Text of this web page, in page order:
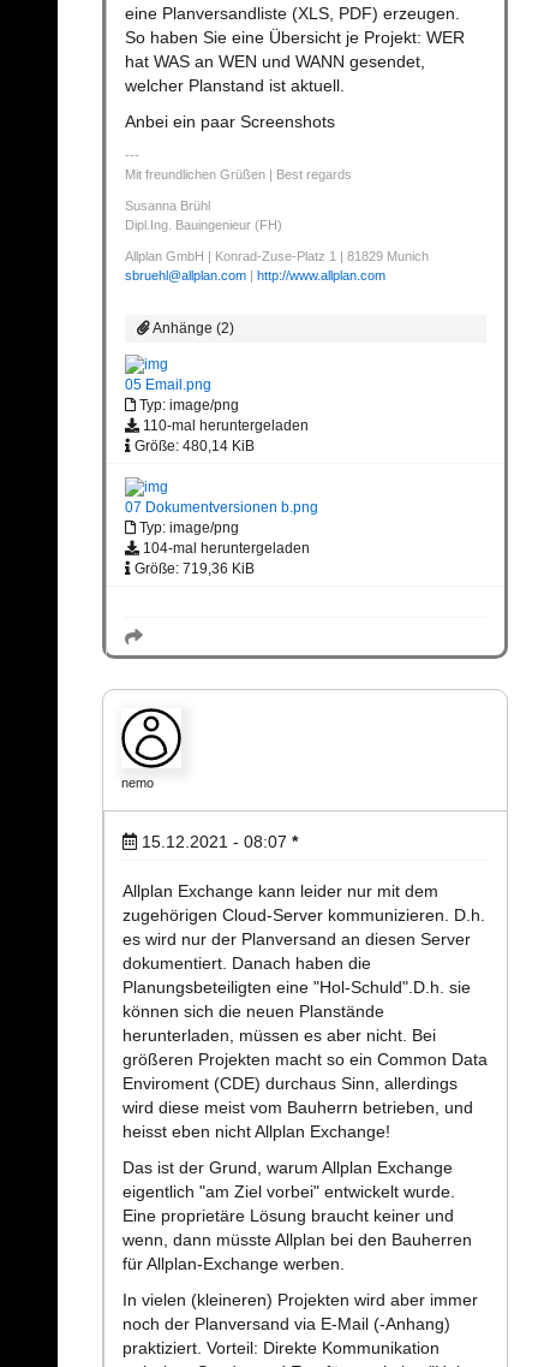
eine Planversandliste (XLS, PDF) erzeugen.
So haben Sie eine Übersicht je Projekt: WER
hat WAS an WEN und WANN gesendet,
welcher Planstand ist aktuell.
Anbei ein paar Screenshots
Mit freundlichen Grüßen | Best regards
Susanna Brühl
Dipl.Ing. Bauingenieur (FH)
Allplan GmbH | Konrad-Zuse-Platz 1 | 81829 Munich
sbruehl@allplan.com | http://www.allplan.com
Anhänge (2)
05 Email.png
Typ: image/png
110-mal heruntergeladen
Größe: 480,14 KiB
07 Dokumentversionen b.png
Typ: image/png
104-mal heruntergeladen
Größe: 719,36 KiB
nemo
15.12.2021 - 08:07 *
Allplan Exchange kann leider nur mit dem
zugehörigen Cloud-Server kommunizieren. D.h.
es wird nur der Planversand an diesen Server
dokumentiert. Danach haben die
Planungsbeteiligten eine "Hol-Schuld".D.h. sie
können sich die neuen Planstände
herunterladen, müssen es aber nicht. Bei
größeren Projekten macht so ein Common Data
Enviroment (CDE) durchaus Sinn, allerdings
wird diese meist vom Bauherrn betrieben, und
heisst eben nicht Allplan Exchange!
Das ist der Grund, warum Allplan Exchange
eigentlich "am Ziel vorbei" entwickelt wurde.
Eine proprietäre Lösung braucht keiner und
wenn, dann müsste Allplan bei den Bauherren
für Allplan-Exchange werben.
In vielen (kleineren) Projekten wird aber immer
noch der Planversand via E-Mail (-Anhang)
praktiziert. Vorteil: Direkte Kommunikation